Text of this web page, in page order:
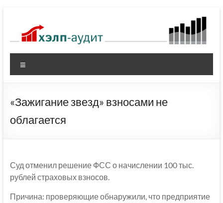
содержимому
«Зажигание звезд» взносами не
облагается
Суд отменил решение ФСС о начислении 100 тыс.
рублей страховых взносов.
Причина: проверяющие обнаружили, что предприятие